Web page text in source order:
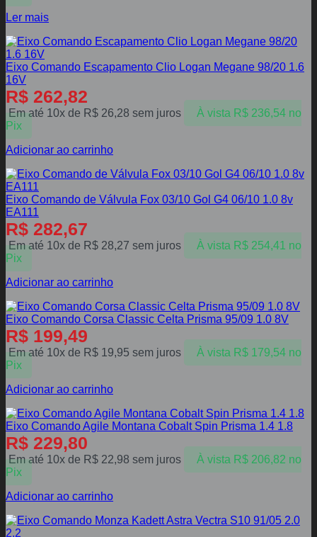
Ler mais
Eixo Comando Escapamento Clio Logan Megane 98/20 1.6
16V
R$ 262,82
Em até 10x de R$ 26,28 sem juros À vista R$236,54 no
Pix
Adicionar ao carrinho
Eixo Comando de Válvula Fox 03/10 Gol G4 06/10 1.0 8v
EA111
R$ 282,67
Em até 10x de R$ 28,27 sem juros À vista R$254,41 no
Pix
Adicionar ao carrinho
Eixo Comando Corsa Classic Celta Prisma 95/09 1.0 8V
R$ 199,49
Em até 10x de R$ 19,95 sem juros À vista R$179,54 no
Pix
Adicionar ao carrinho
Eixo Comando Agile Montana Cobalt Spin Prisma 1.4 1.8
R$ 229,80
Em até 10x de R$ 22,98 sem juros À vista R$206,82 no
Pix
Adicionar ao carrinho